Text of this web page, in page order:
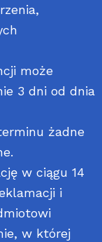
może
3 dni od dnia
żadne
w ciągu 14
i
w której